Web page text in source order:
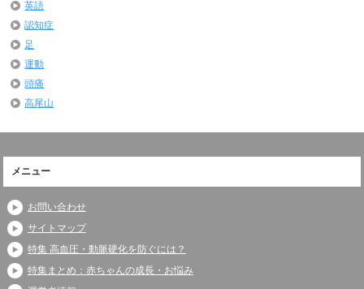
英語
認知症
足
運動
頭痛
高尾山
メニュー
お問い合わせ
サイトマップ
特集 高血圧・動脈硬化を防ぐには？
特集まとめ：赤ちゃんの成長・お悩み